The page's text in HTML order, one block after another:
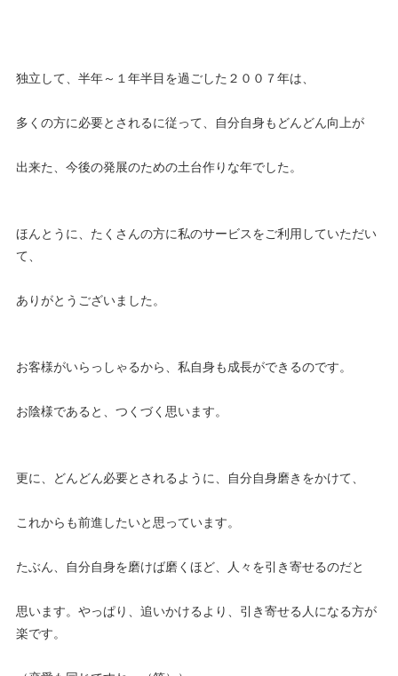
独立して、半年～１年半目を過ごした２００７年は、
多くの方に必要とされるに従って、自分自身もどんどん向上が
出来た、今後の発展のための土台作りな年でした。
ほんとうに、たくさんの方に私のサービスをご利用していただい
て、
ありがとうございました。
お客様がいらっしゃるから、私自身も成長ができるのです。
お陰様であると、つくづく思います。
更に、どんどん必要とされるように、自分自身磨きをかけて、
これからも前進したいと思っています。
たぶん、自分自身を磨けば磨くほど、人々を引き寄せるのだと
思います。やっぱり、追いかけるより、引き寄せる人になる方が
楽です。